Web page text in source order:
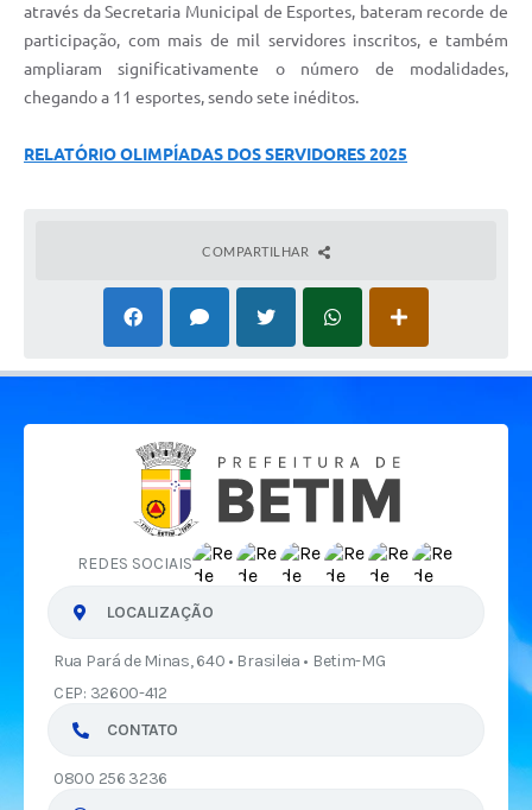
através da Secretaria Municipal de Esportes, bateram recorde de
participação, com mais de mil servidores inscritos, e também
ampliaram significativamente o número de modalidades,
chegando a 11 esportes, sendo sete inéditos.
RELATÓRIO OLIMPÍADAS DOS SERVIDORES 2025
COMPARTILHAR
REDES SOCIAIS
LOCALIZAÇÃO
Rua Pará de Minas, 640 • Brasileia • Betim-MG
CEP: 32600-412
CONTATO
0800 256 3236